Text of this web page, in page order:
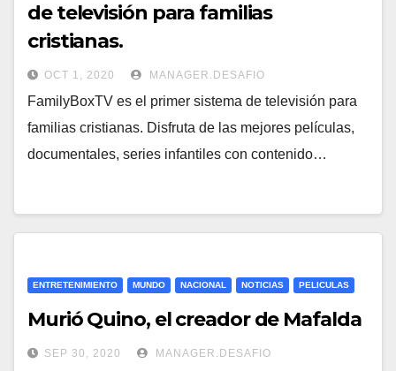
de televisión para familias
cristianas.
OCT 1, 2020 MANAGER.DESAFIO
FamilyBoxTV es el primer sistema de televisión para
familias cristianas. Disfruta de las mejores películas,
documentales, series infantiles con contenido…
ENTRETENIMIENTO MUNDO NACIONAL NOTICIAS PELICULAS
Murió Quino, el creador de Mafalda
SEP 30, 2020 MANAGER.DESAFIO